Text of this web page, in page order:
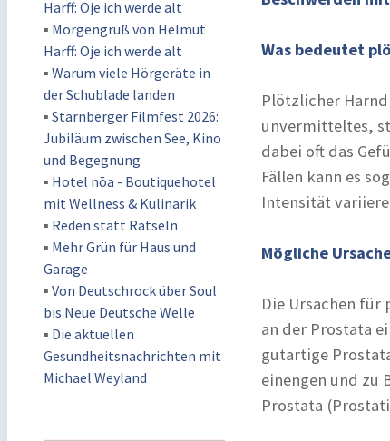
Harff: Oje ich werde alt
▪ Morgengruß von Helmut
Harff: Oje ich werde alt
▪ Warum viele Hörgeräte in
der Schublade landen
▪ Starnberger Filmfest 2026:
Jubiläum zwischen See, Kino
und Begegnung
▪ Hotel nōa - Boutiquehotel
mit Wellness & Kulinarik
▪ Reden statt Rätseln
▪ Mehr Grün für Haus und
Garage
▪ Von Deutschrock über Soul
bis Neue Deutsche Welle
▪ Die aktuellen
Gesundheitsnachrichten mit
Michael Weyland
Was bedeutet
Plötzlicher
unvermitteltes,
dabei oft das
Fällen kann es
Intensität
Mögliche
Die Ursachen
an der Prostata
gutartige
einengen und zu
Prostata